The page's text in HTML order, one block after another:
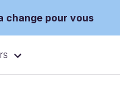
change pour vous